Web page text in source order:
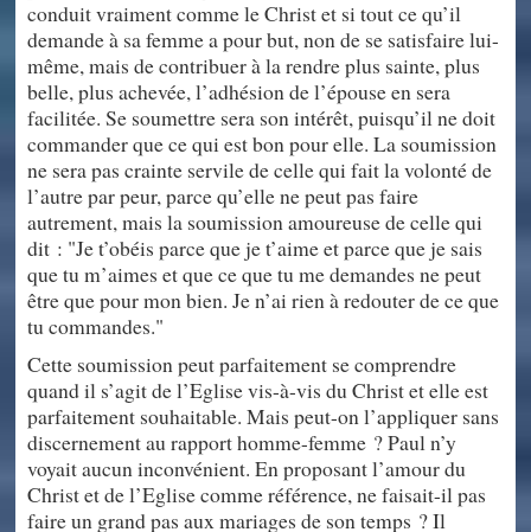
conduit vraiment comme le Christ et si tout ce qu’il
demande à sa femme a pour but, non de se satisfaire lui-
même, mais de contribuer à la rendre plus sainte, plus
belle, plus achevée, l’adhésion de l’épouse en sera
facilitée. Se soumettre sera son intérêt, puisqu’il ne doit
commander que ce qui est bon pour elle. La soumission
ne sera pas crainte servile de celle qui fait la volonté de
l’autre par peur, parce qu’elle ne peut pas faire
autrement, mais la soumission amoureuse de celle qui
dit : "Je t’obéis parce que je t’aime et parce que je sais
que tu m’aimes et que ce que tu me demandes ne peut
être que pour mon bien. Je n’ai rien à redouter de ce que
tu commandes."
Cette soumission peut parfaitement se comprendre
quand il s’agit de l’Eglise vis-à-vis du Christ et elle est
parfaitement souhaitable. Mais peut-on l’appliquer sans
discernement au rapport homme-femme ? Paul n’y
voyait aucun inconvénient. En proposant l’amour du
Christ et de l’Eglise comme référence, ne faisait-il pas
faire un grand pas aux mariages de son temps ? Il